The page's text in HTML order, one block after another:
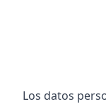
Los datos